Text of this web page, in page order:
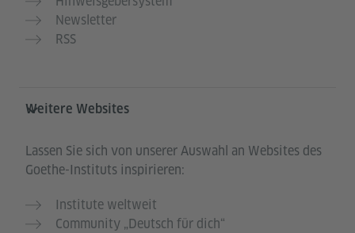
Newsletter
RSS
Weitere Websites
Lassen Sie sich von unserer Auswahl an Websites des
Goethe-Instituts inspirieren:
Institute weltweit
Community „Deutsch für dich“